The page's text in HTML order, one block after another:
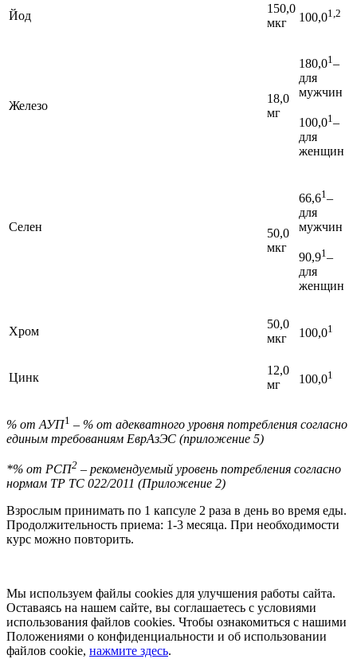
Йод
150,0
мкг
100,01,2
Железо
18,0
мг
180,01 –
для
мужчин
100,01 –
для
женщин
Селен
50,0
мкг
66,61 –
для
мужчин
90,91 –
для
женщин
Хром
50,0
мкг
100,01
Цинк
12,0
мг
100,01
% от АУП1 – % от адекватного уровня потребления согласно
единым требованиям ЕврАзЭС (приложение 5)
*% от РСП2 – рекомендуемый уровень потребления согласно
нормам ТР ТС 022/2011 (Приложение 2)
Взрослым принимать по 1 капсуле 2 раза в день во время еды.
Продолжительность приема: 1-3 месяца. При необходимости
курс можно повторить.
Мы используем файлы cookies для улучшения работы сайта.
Оставаясь на нашем сайте, вы соглашаетесь с условиями
использования файлов cookies. Чтобы ознакомиться с нашими
Положениями о конфиденциальности и об использовании
файлов cookie, нажмите здесь.